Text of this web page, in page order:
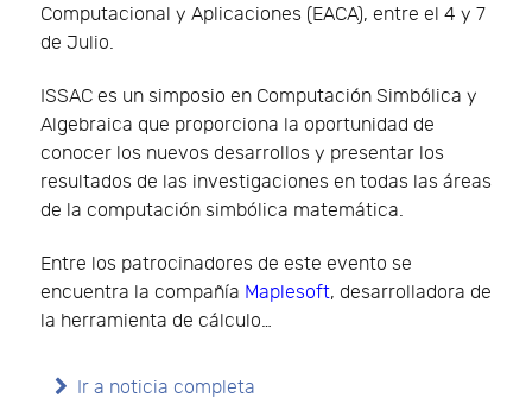
Computacional y Aplicaciones (EACA), entre el 4 y 7
de Julio.
ISSAC es un simposio en Computación Simbólica y
Algebraica que proporciona la oportunidad de
conocer los nuevos desarrollos y presentar los
resultados de las investigaciones en todas las áreas
de la computación simbólica matemática.
Entre los patrocinadores de este evento se
encuentra la compañía Maplesoft, desarrolladora de
la herramienta de cálculo…
Ir a noticia completa